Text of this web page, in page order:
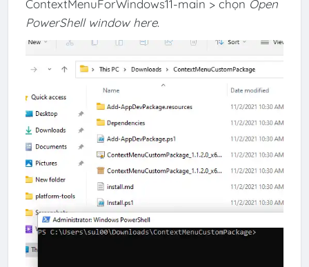
ContextMenuForWindows11-main > chọn Open
PowerShell window here.